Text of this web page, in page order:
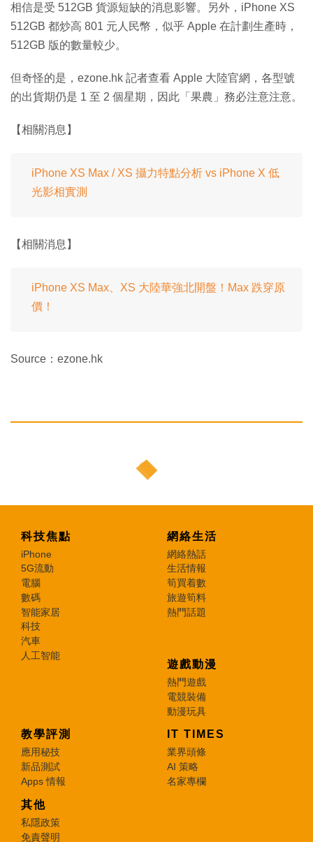
相信是受 512GB 貨源短缺的消息影響。另外，iPhone XS
512GB 都炒高 801 元人民幣，似乎 Apple 在計劃生產時，
512GB 版的數量較少。
但奇怪的是，ezone.hk 記者查看 Apple 大陸官網，各型號
的出貨期仍是 1 至 2 個星期，因此「果農」務必注意注意。
【相關消息】
iPhone XS Max / XS 攝力特點分析 vs iPhone X 低
光影相實測
【相關消息】
iPhone XS Max、XS 大陸華強北開盤！Max 跌穿原
價！
Source：ezone.hk
科技焦點
iPhone
5G流動
電腦
數碼
智能家居
科技
汽車
人工智能
網絡生活
網絡熱話
生活情報
筍買着數
旅遊筍料
熱門話題
遊戲動漫
熱門遊戲
電競裝備
動漫玩具
教學評測
應用秘技
新品測試
Apps 情報
IT TIMES
業界頭條
AI 策略
名家專欄
其他
私隱政策
免責聲明